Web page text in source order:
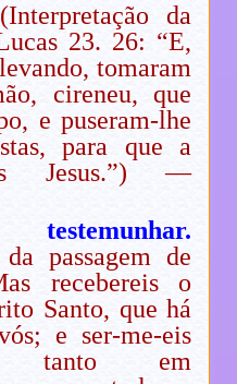
da
23. 26: “E,
tomaram
cireneu, que
e puseram-lhe
para que a
Jesus.”) —
passagem de
recebereis o
Santo, que há
e ser-me-eis
tanto em